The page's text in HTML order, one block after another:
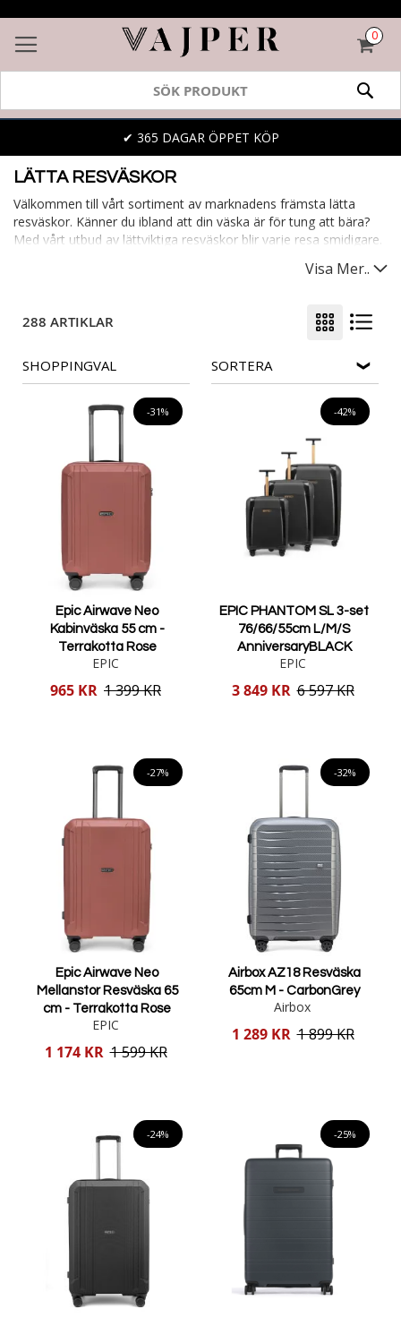
0
✔ 365 DAGAR ÖPPET KÖP
LÄTTA RESVÄSKOR
Välkommen till vårt sortiment av marknadens främsta lätta
resväskor. Känner du ibland att din väska är för tung att bära?
Med vårt utbud av lättviktiga resväskor blir varje resa smidigare.
utan onödig tyngd. Bland vårt utbud hittar du lätta kabinväskor,
väska gör varje resa behagligare, oavsett var du ska.
Visa Mer..
288 ARTIKLAR
SHOPPINGVAL SORTERA
-31%
Epic Airwave Neo
Kabinväska 55 cm -
Terrakotta Rose
EPIC
Reducerat
965 KR 1 399 KR
-42%
EPIC PHANTOM SL 3-set
76/66/55cm L/M/S
AnniversaryBLACK
EPIC
Reducerat
3 849 KR 6 597 KR
-27%
Epic Airwave Neo
Mellanstor Resväska 65
cm - Terrakotta Rose
EPIC
Reducerat
1 174 KR 1 599 KR
-32%
Airbox AZ18 Resväska
65cm M - CarbonGrey
Airbox
Reducerat
1 289 KR 1 899 KR
-24% -25%